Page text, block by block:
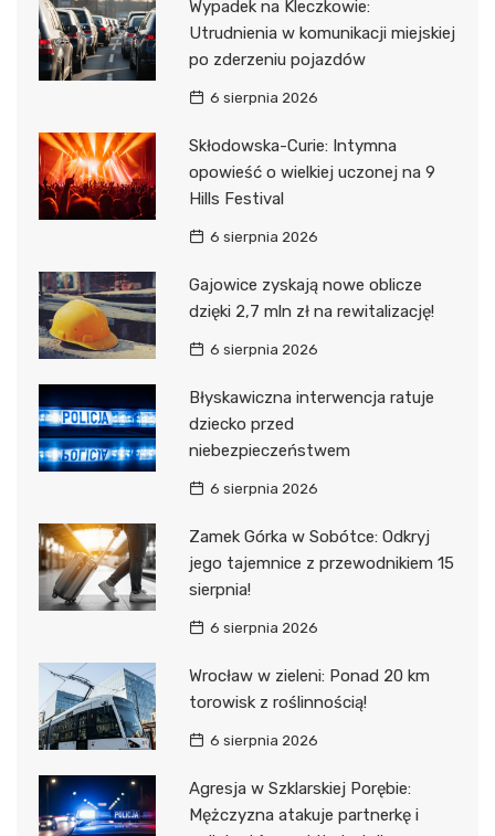
Wypadek na Kleczkowie:
Utrudnienia w komunikacji miejskiej
po zderzeniu pojazdów
6 sierpnia 2026
Skłodowska-Curie: Intymna
opowieść o wielkiej uczonej na 9
Hills Festival
6 sierpnia 2026
Gajowice zyskają nowe oblicze
dzięki 2,7 mln zł na rewitalizację!
6 sierpnia 2026
Błyskawiczna interwencja ratuje
dziecko przed
niebezpieczeństwem
6 sierpnia 2026
Zamek Górka w Sobótce: Odkryj
jego tajemnice z przewodnikiem 15
sierpnia!
6 sierpnia 2026
Wrocław w zieleni: Ponad 20 km
torowisk z roślinnością!
6 sierpnia 2026
Agresja w Szklarskiej Porębie:
Mężczyzna atakuje partnerkę i